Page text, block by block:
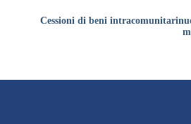
Cessioni di beni